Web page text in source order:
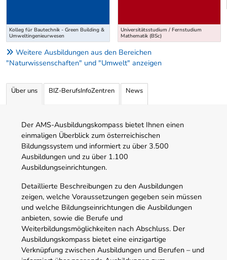
Kolleg für Bautechnik - Green Building &
Umweltingenieurwesen
Universitätsstudium / Fernstudium
Mathematik (BSc)
Weitere Ausbildungen aus den Bereichen
"Naturwissenschaften" und "Umwelt" anzeigen
Über uns BIZ-BerufsInfoZentren News
Der AMS-Ausbildungskompass bietet Ihnen einen
einmaligen Überblick zum österreichischen
Bildungssystem und informiert zu über 3.500
Ausbildungen und zu über 1.100
Ausbildungseinrichtungen.
Detaillierte Beschreibungen zu den Ausbildungen
zeigen, welche Voraussetzungen gegeben sein müssen
und welche Bildungseinrichtungen die Ausbildungen
anbieten, sowie die Berufe und
Weiterbildungsmöglichkeiten nach Abschluss. Der
Ausbildungskompass bietet eine einzigartige
Verknüpfung zwischen Ausbildungen und Berufen – und